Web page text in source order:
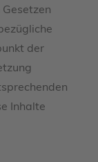
der
Inhalte